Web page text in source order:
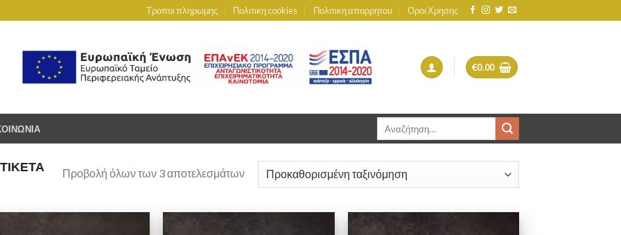
Τροποι πληρωμης Πολιτικη cookies Πολιτικη απορρητου Οροι Χρησης
€0.00
Προβολή όλων των 3 αποτελεσμάτων